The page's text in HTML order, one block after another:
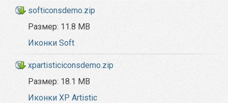
softiconsdemo.zip
Размер: 11.8 MB
Иконки Soft
xpartisticiconsdemo.zip
Размер: 18.1 MB
Иконки XP Artistic